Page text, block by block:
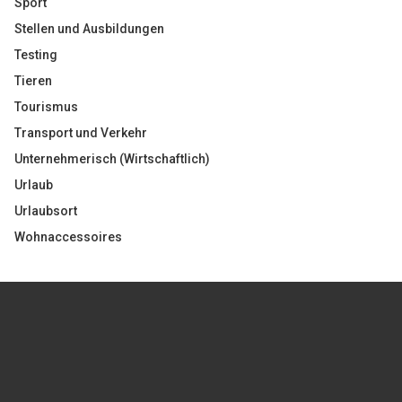
Stellen und Ausbildungen
Testing
Tieren
Tourismus
Transport und Verkehr
Unternehmerisch (Wirtschaftlich)
Urlaub
Urlaubsort
Wohnaccessoires